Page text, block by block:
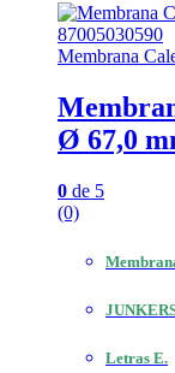
Membrana
Ø 67,0
0 de 5
(0)
Letras E.